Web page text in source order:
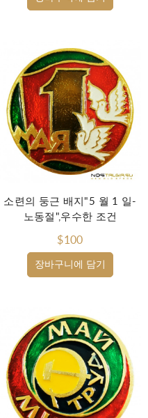
장바구니에 담기
소련의 둥근 배지"5 월 1 일-
노동절",우수한 조건
$100